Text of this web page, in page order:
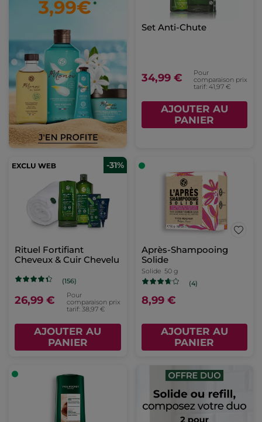
Set Anti-Chute
34,99 €
Pour
comparaison prix
tarif: 41,97 €
AJOUTER AU
PANIER
-31%
Rituel Fortifiant
Cheveux & Cuir Chevelu
(156)
26,99 €
Pour
comparaison prix
tarif: 38,97 €
AJOUTER AU
PANIER
Après-Shampooing
Solide
Solide 50 g
(4)
8,99 €
AJOUTER AU
PANIER